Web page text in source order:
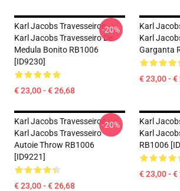
Karl Jacobs Travesseiros -
Karl Jacobs Travesseiro De
Medula Bonito RB1006
[ID9230]
€ 23,00 - € 26,68
-20%
Karl
Karl
Garganta
€ 23,00 - €
Karl Jacobs Travesseiros -
Karl Jacobs Travesseiro
Autoie Throw RB1006
[ID9221]
€ 23,00 - € 26,68
-20%
Karl
Karl
RB1006
€ 23,00 - €